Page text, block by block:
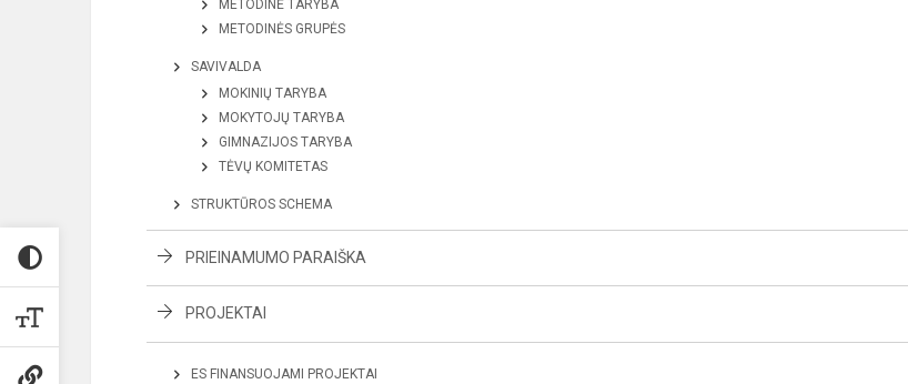
METODINĖ TARYBA
METODINĖS GRUPĖS
SAVIVALDA
MOKINIŲ TARYBA
MOKYTOJŲ TARYBA
GIMNAZIJOS TARYBA
TĖVŲ KOMITETAS
STRUKTŪROS SCHEMA
PRIEINAMUMO PARAIŠKA
PROJEKTAI
ES FINANSUOJAMI PROJEKTAI